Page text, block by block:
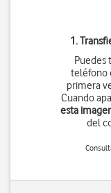
1.
Puedes
teléfono
primera
Cuando
esta
del